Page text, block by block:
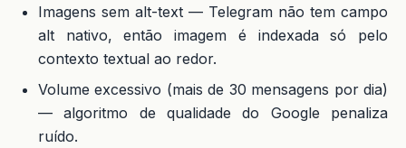
Imagens sem alt-text — Telegram não tem campo
alt nativo, então imagem é indexada só pelo
contexto textual ao redor.
Volume excessivo (mais de 30 mensagens por dia)
— algoritmo de qualidade do Google penaliza
ruído.